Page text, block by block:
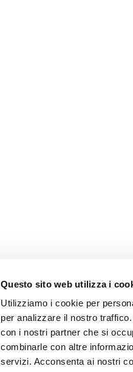
Questo sito web utilizza i
Utilizziamo i cookie per
per analizzare il nostro
con i nostri partner che si
combinarle con altre
servizi. Acconsenta ai nostri